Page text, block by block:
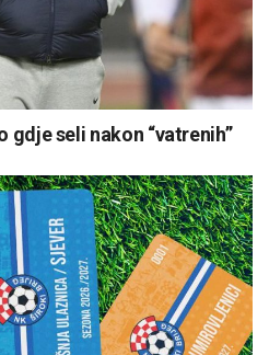
gdje seli nakon “vatrenih”